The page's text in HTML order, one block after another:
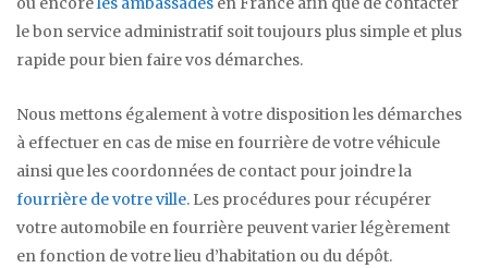
le bon service administratif soit toujours plus simple et plus
rapide pour bien faire vos démarches.
Nous mettons également à votre disposition les démarches
à effectuer en cas de mise en fourrière de votre véhicule
ainsi que les coordonnées de contact pour joindre la
fourrière de votre ville. Les procédures pour récupérer
votre automobile en fourrière peuvent varier légèrement
en fonction de votre lieu d’habitation ou du dépôt.